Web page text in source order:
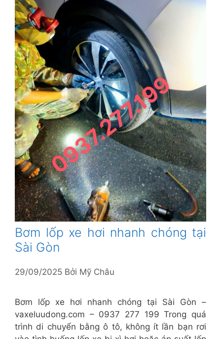
Bơm lốp xe hơi nhanh chóng tại
Sài Gòn
29/09/2025 Bởi Mỹ Châu
Bơm lốp xe hơi nhanh chóng tại Sài Gòn –
vaxeluudong.com – 0937 277 199 Trong quá
trình di chuyển bằng ô tô, không ít lần bạn rơi